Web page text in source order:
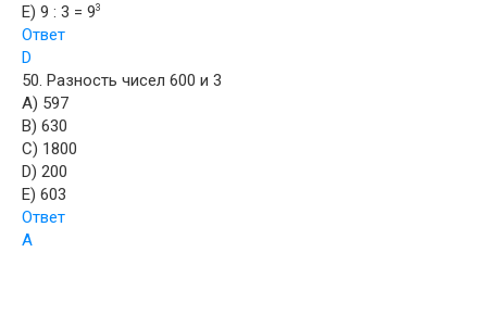
E) 9 : 3 = 93
Ответ
D
50. Разность чисел 600 и 3
A) 597
B) 630
C) 1800
D) 200
E) 603
Ответ
А